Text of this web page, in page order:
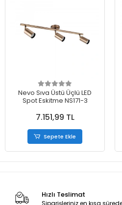
Nevo Sıva Üstü Üçlü LED
Spot Eskitme NS171-3
7.151,99 TL
Sepete Ekle
Hızlı Teslimat